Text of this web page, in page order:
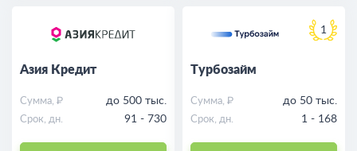
Азия Кредит
Сумма, ₽ до 500 тыс.
Срок, дн. 91 - 730
1
Турбозайм
Сумма, ₽ до 50 тыс.
Срок, дн. 1 - 168